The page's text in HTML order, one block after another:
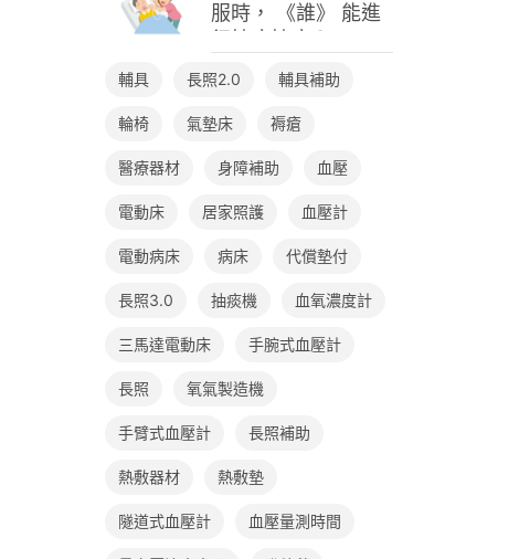
服時， 《誰》 能進
輔具 長照2.0 輔具補助
輪椅 氣墊床 褥瘡
醫療器材 身障補助 血壓
電動床 居家照護 血壓計
電動病床 病床 代償墊付
長照3.0 抽痰機 血氧濃度計
三馬達電動床 手腕式血壓計
長照 氧氣製造機
手臂式血壓計 長照補助
熱敷器材 熱敷墊
隧道式血壓計 血壓量測時間